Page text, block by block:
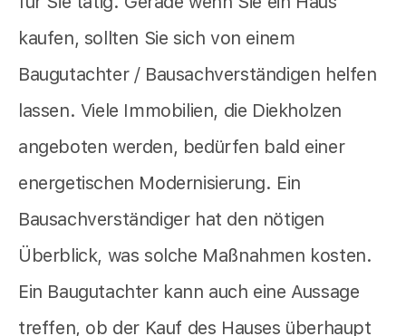
kaufen, sollten Sie sich von einem
Baugutachter / Bausachverständigen helfen
lassen. Viele Immobilien, die Diekholzen
angeboten werden, bedürfen bald einer
energetischen Modernisierung. Ein
Bausachverständiger hat den nötigen
Überblick, was solche Maßnahmen kosten.
Ein Baugutachter kann auch eine Aussage
treffen, ob der Kauf des Hauses überhaupt